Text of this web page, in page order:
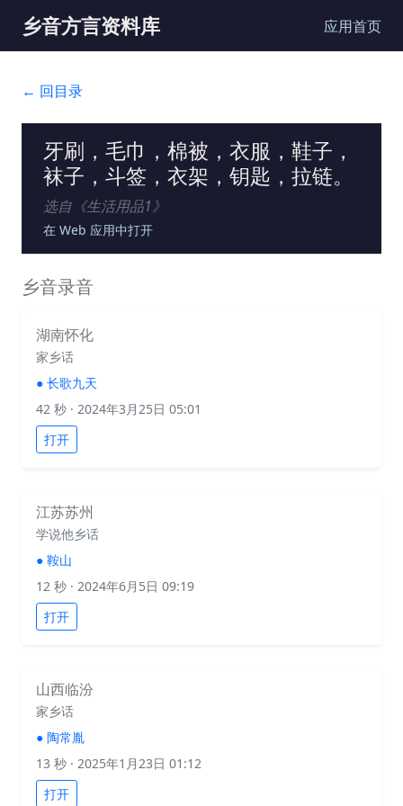
乡音方言资料库 应用首页
← 回目录
牙刷，毛巾，棉被，衣服，鞋子，
袜子，斗签，衣架，钥匙，拉链。
选自《生活用品1》
在 Web 应用中打开
乡音录音
湖南怀化
家乡话
● 长歌九天
42 秒 · 2024年3月25日 05:01
打开
江苏苏州
学说他乡话
● 鞍山
12 秒 · 2024年6月5日 09:19
打开
山西临汾
家乡话
● 陶常胤
13 秒 · 2025年1月23日 01:12
打开